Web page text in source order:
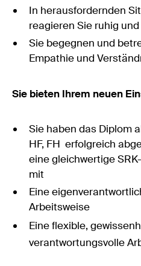
In herausfordernden
reagieren Sie ruhig
Sie begegnen und
Empathie und
Sie bieten Ihrem neuen
Sie haben das Diplom
HF, FH erfolgreich
eine gleichwertige
mit
Eine
Arbeitsweise
Eine flexible,
verantwortungsvolle